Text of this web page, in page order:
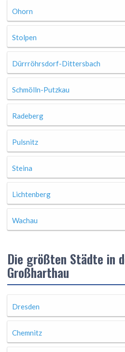
Ohorn
Stolpen
Dürrröhrsdorf-Dittersbach
Schmölln-Putzkau
Radeberg
Pulsnitz
Steina
Lichtenberg
Wachau
Die größten Städte in
Großharthau
Dresden
Chemnitz